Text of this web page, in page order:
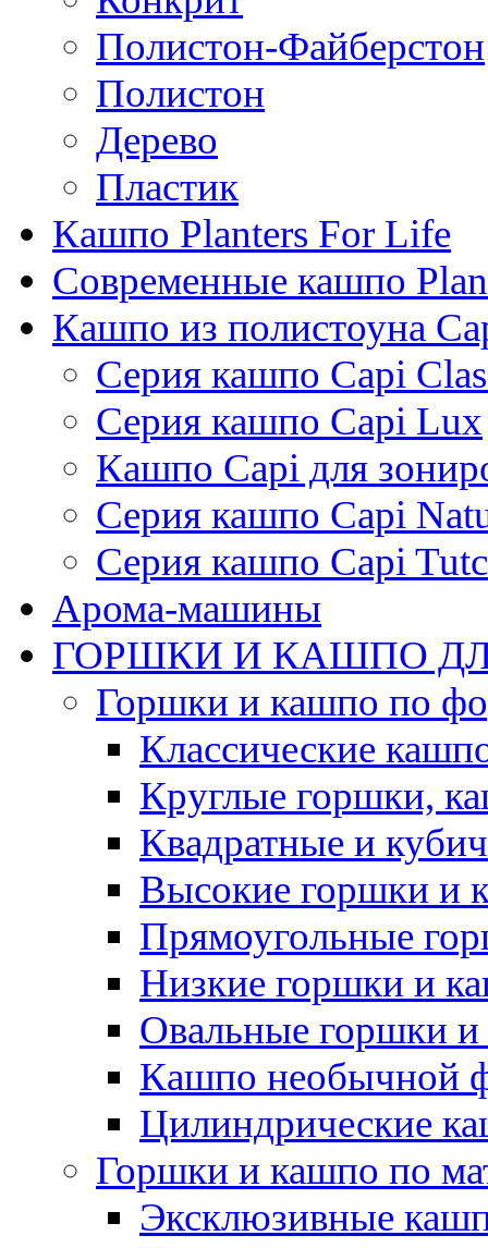
Полистон-Файберстон
Полистон
Дерево
Пластик
Кашпо Planters For Life
Современные кашпо
Кашпо из полистоуна
Серия кашпо Capi
Серия кашпо Capi Lux
Кашпо Capi для
Серия кашпо Capi
Серия кашпо Capi
Арома-машины
ГОРШКИ И КАШПО
Горшки и кашпо по
Классические
Круглые горшки,
Квадратные и
Высокие горшки и
Прямоугольные
Низкие горшки и
Овальные горшки
Кашпо необычной
Цилиндрические
Горшки и кашпо по
Эксклюзивные